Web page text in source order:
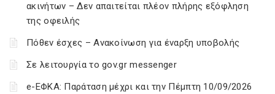
ακινήτων – Δεν απαιτείται πλέον πλήρης εξόφληση
της οφειλής
Πόθεν έσχες – Ανακοίνωση για έναρξη υποβολής
Σε λειτουργία το gov.gr messenger
e-ΕΦΚΑ: Παράταση μέχρι και την Πέμπτη 10/09/2026